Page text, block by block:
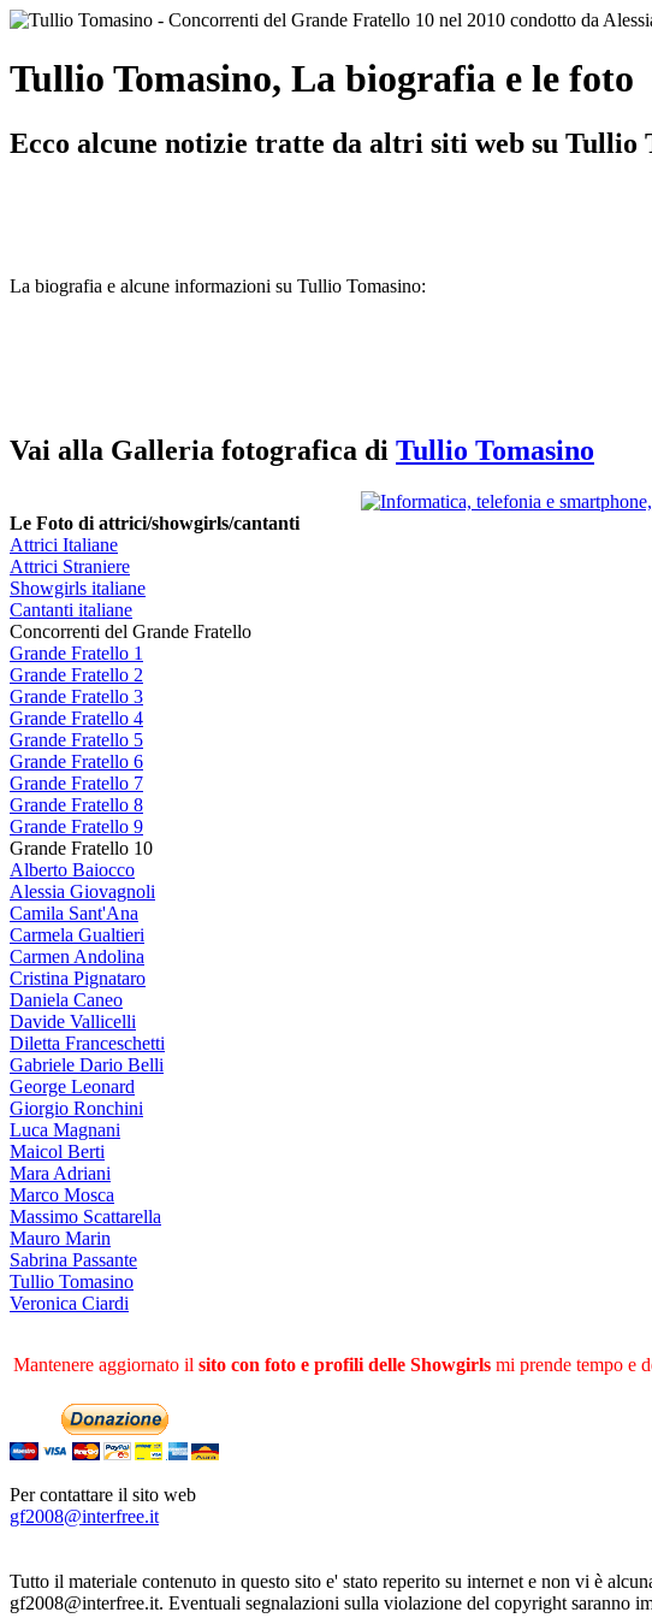
Tullio Tomasino, La biografia e le foto
Ecco alcune notizie tratte da altri siti web su Tullio
La biografia e alcune informazioni su Tullio Tomasino:
Vai alla Galleria fotografica di Tullio Tomasino
Le Foto di attrici/showgirls/cantanti
Attrici Italiane
Attrici Straniere
Showgirls italiane
Cantanti italiane
Concorrenti del Grande Fratello
Grande Fratello 1
Grande Fratello 2
Grande Fratello 3
Grande Fratello 4
Grande Fratello 5
Grande Fratello 6
Grande Fratello 7
Grande Fratello 8
Grande Fratello 9
Grande Fratello 10
Alberto Baiocco
Alessia Giovagnoli
Camila Sant'Ana
Carmela Gualtieri
Carmen Andolina
Cristina Pignataro
Daniela Caneo
Davide Vallicelli
Diletta Franceschetti
Gabriele Dario Belli
George Leonard
Giorgio Ronchini
Luca Magnani
Maicol Berti
Mara Adriani
Marco Mosca
Massimo Scattarella
Mauro Marin
Sabrina Passante
Tullio Tomasino
Veronica Ciardi
Mantenere aggiornato il sito con foto e profili delle Showgirls mi prende tempo e
Per contattare il sito web
gf2008@interfree.it
Tutto il materiale contenuto in questo sito e' stato reperito su internet e non vi è
gf2008@interfree.it. Eventuali segnalazioni sulla violazione del copyright saranno